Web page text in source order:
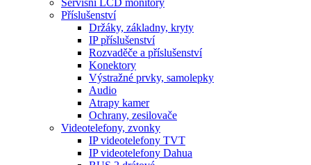
Servisní LCD monitory
Příslušenství
Držáky, základny, kryty
IP příslušenství
Rozvaděče a příslušenství
Konektory
Výstražné prvky, samolepky
Audio
Atrapy kamer
Ochrany, zesilovače
Videotelefony, zvonky
IP videotelefony TVT
IP videotelefony Dahua